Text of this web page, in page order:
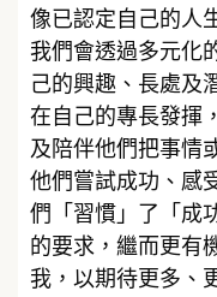
像已認定自己的人
我們會透過多元化
己的興趣、長處及
在自己的專長發揮
及陪伴他們把事情
他們嘗試成功、感
們「習慣」了「成
的要求，繼而更有
我，以期待更多、